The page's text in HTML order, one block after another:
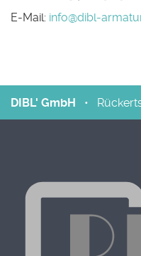
E-Mail: info@dibl-
DIBL' GmbH •